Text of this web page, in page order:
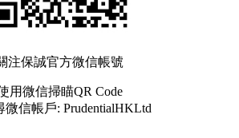
注保誠官方微信帳號
用微信掃瞄QR Code
微信帳戶: PrudentialHKLtd